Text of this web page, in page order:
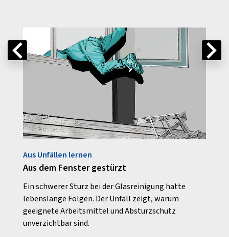
Aus Unfällen lernen
Aus dem Fenster gestürzt
Ein schwerer Sturz bei der Glasreinigung hatte
lebenslange Folgen. Der Unfall zeigt, warum
geeignete Arbeitsmittel und Absturzschutz
unverzichtbar sind.